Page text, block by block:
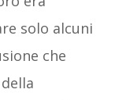
solo alcuni
che